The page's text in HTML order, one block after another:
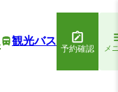
観光バス
予約確認 メ